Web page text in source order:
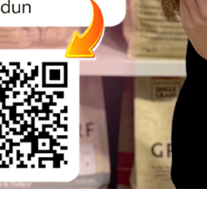
( Rəylər)
Çəki Qiymət
Almaq
1 ədəd
6.20